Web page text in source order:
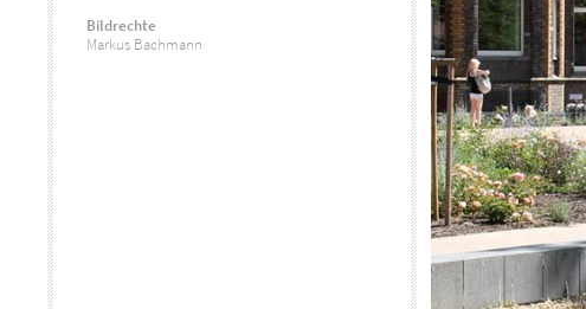
Bildrechte
Markus Bachmann